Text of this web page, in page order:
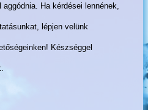
Ha kérdései lennének,
lépjen velünk
Készséggel